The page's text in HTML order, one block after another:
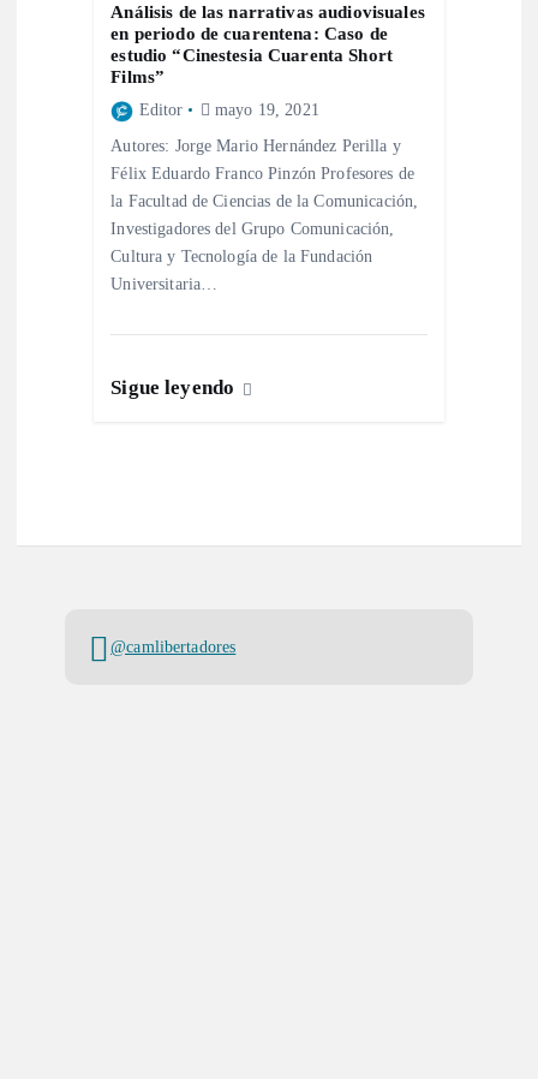
Análisis de las narrativas audiovisuales
en periodo de cuarentena: Caso de
estudio “Cinestesia Cuarenta Short
Films”
Editor mayo 19, 2021
Autores: Jorge Mario Hernández Perilla y
Félix Eduardo Franco Pinzón Profesores de
la Facultad de Ciencias de la Comunicación,
Investigadores del Grupo Comunicación,
Cultura y Tecnología de la Fundación
Universitaria…
Sigue leyendo
@camlibertadores